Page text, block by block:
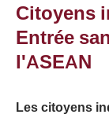
Citoyens
Entrée
l'ASEAN
Les citoyens